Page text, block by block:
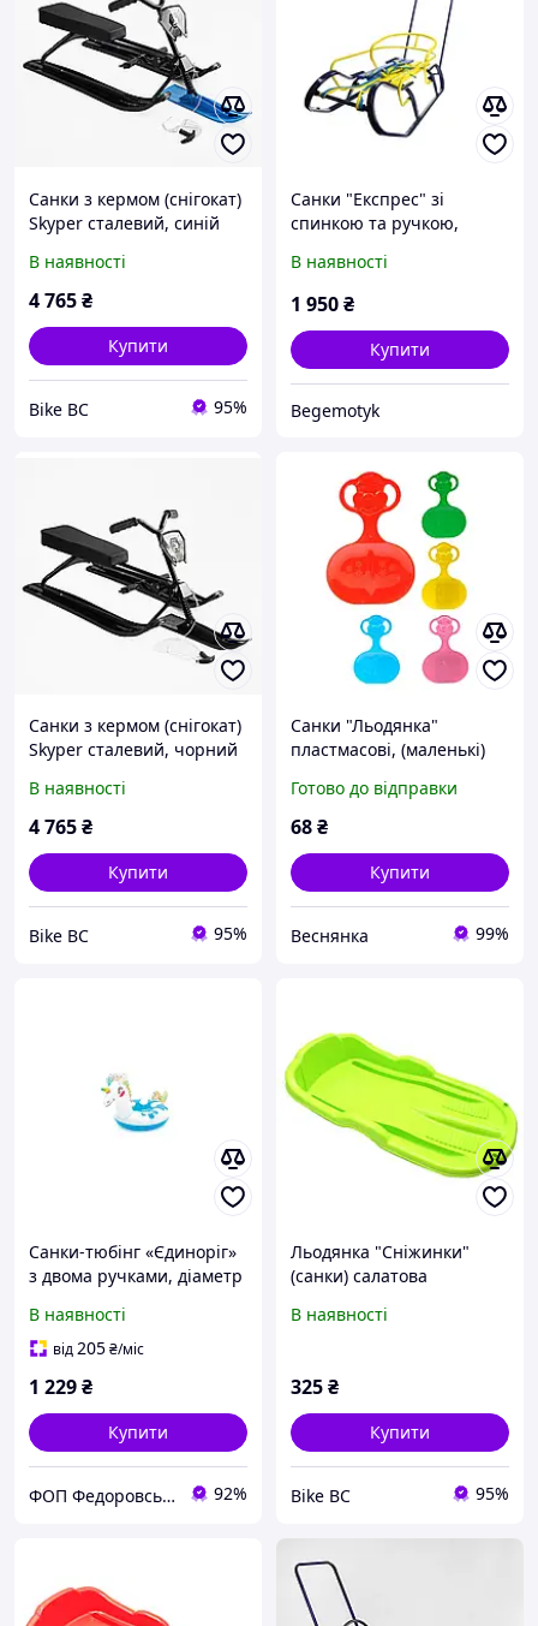
Санки з кермом (снігокат)
Skyper сталевий, синій
В наявності
4 765₴
Купити
Bike BC 95%
Санки "Експрес" зі
спинкою та ручкою,
планка VITAN
В наявності
1 950₴
Купити
Begemotyk
Санки з кермом (снігокат)
Skyper сталевий, чорний
В наявності
4 765₴
Купити
Bike BC 95%
Санки "Льодянка"
пластмасові, (маленькі)
Готово до відправки
68₴
Купити
Веснянка 99%
Санки-тюбінг «Єдиноріг»
з двома ручками, діаметр
В наявності
від205₴/міс
1 229₴
Купити
ФОП Федоровський-Магазин Іграшок Рижик 92%
Льодянка "Сніжинки"
(санки) салатова
В наявності
325₴
Купити
Bike BC 95%